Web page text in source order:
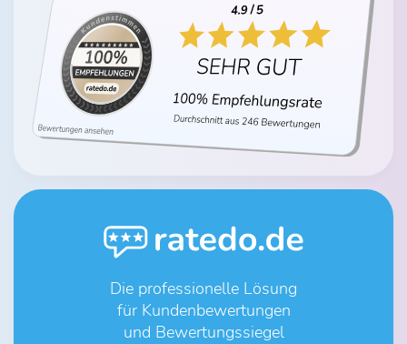
Die professionelle Lösung
für Kundenbewertungen
und Bewertungssiegel